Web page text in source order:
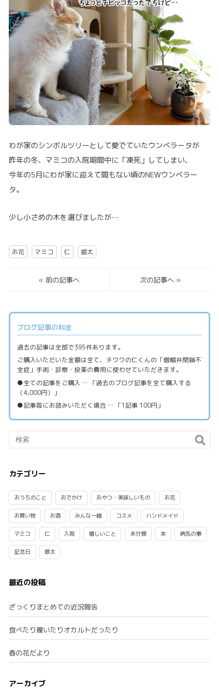
わが家のシンボルツリーとして愛でていたウンベラータが
昨年の冬、マミコの入院期間中に「凍死」してしまい、
今年の5月にわが家に迎えて間もない頃のNEWウンベラー
タ。
少し小さめの木を選びましたが…
お花 マミコ 仁 銀太
« 前の記事へ 次の記事へ»
ブログ記事の料金
過去の記事は全部で395件あります。
ご購入いただいた金額は全て、チワワの仁くんの「僧帽弁閉鎖不
全症」手術・診察・投薬の費用に使わせていただきます。
●全ての記事をご購入 … 「過去のブログ記事を全て購入する
（4,000円）」
●記事毎にお読みいただく場合 … 「1記事 100円」
カテゴリー
おうちのこと おでかけ おやつ・美味しいもの お花
お買い物 お酒 みんな一緒 コスメ ハンドメイド
マミコ 仁 入院 嬉しいこと 未分類 本 病気の事
記念日 銀太
最近の投稿
ざっくりまとめての近況報告
食べたり履いたりオカルトだったり
春の花だより
アーカイブ